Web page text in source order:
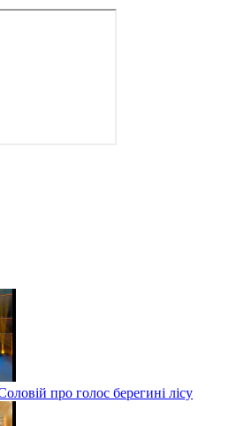
про голос берегині лісу